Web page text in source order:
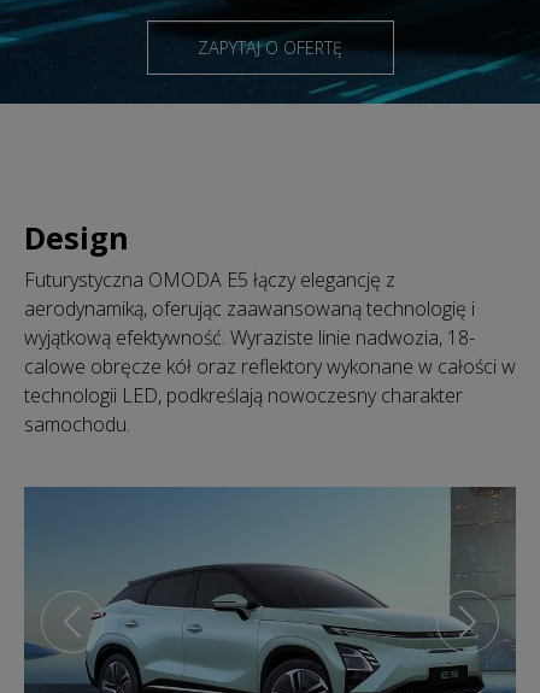
ZAPYTAJ O OFERTĘ
Design
Futurystyczna OMODA E5 łączy elegancję z
aerodynamiką, oferując zaawansowaną technologię i
wyjątkową efektywność. Wyraziste linie nadwozia, 18-
calowe obręcze kół oraz reflektory wykonane w całości w
technologii LED, podkreślają nowoczesny charakter
samochodu.